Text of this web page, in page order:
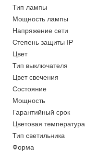
Тип лампы
Мощность лампы
Напряжение сети
Степень защиты IP
Цвет
Тип выключателя
Цвет свечения
Состояние
Мощность
Гарантийный срок
Цветовая температура
Тип светильника
Форма